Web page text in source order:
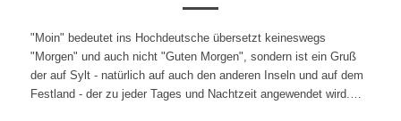
"Moin" bedeutet ins Hochdeutsche übersetzt keineswegs
"Morgen" und auch nicht "Guten Morgen", sondern ist ein Gruß
der auf Sylt - natürlich auf auch den anderen Inseln und auf dem
Festland - der zu jeder Tages und Nachtzeit angewendet wird.…